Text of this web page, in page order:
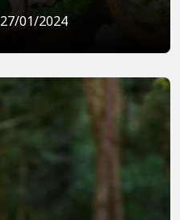
27/01/2024